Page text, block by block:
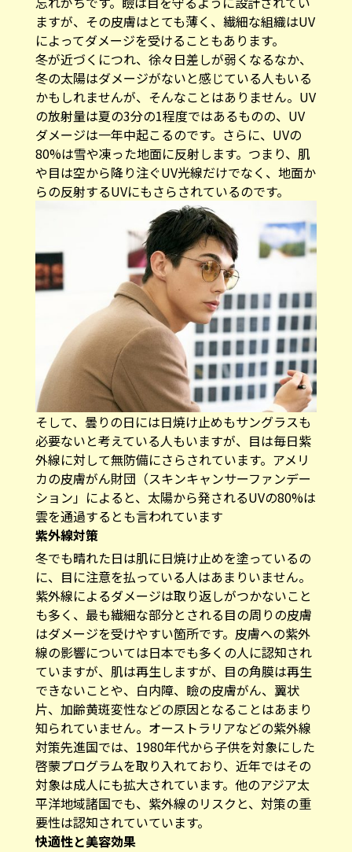
ますが、その皮膚はとても薄く、繊細な組織はUV
によってダメージを受けることもあります。
冬が近づくにつれ、徐々日差しが弱くなるなか、
冬の太陽はダメージがないと感じている人もいる
かもしれませんが、そんなことはありません。UV
の放射量は夏の3分の1程度ではあるものの、UV
ダメージは一年中起こるのです。さらに、UVの
80%は雪や凍った地面に反射します。つまり、肌
や目は空から降り注ぐUV光線だけでなく、地面か
らの反射するUVにもさらされているのです。
そして、曇りの日には日焼け止めもサングラスも
必要ないと考えている人もいますが、目は毎日紫
外線に対して無防備にさらされています。アメリ
カの皮膚がん財団（スキンキャンサーファンデー
ション」によると、太陽から発されるUVの80%は
雲を通過するとも言われています
紫外線対策
冬でも晴れた日は肌に日焼け止めを塗っているの
に、目に注意を払っている人はあまりいません。
紫外線によるダメージは取り返しがつかないこと
も多く、最も繊細な部分とされる目の周りの皮膚
はダメージを受けやすい箇所です。皮膚への紫外
線の影響については日本でも多くの人に認知され
ていますが、肌は再生しますが、目の角膜は再生
できないことや、白内障、瞼の皮膚がん、翼状
片、加齢黄斑変性などの原因となることはあまり
知られていません。オーストラリアなどの紫外線
対策先進国では、1980年代から子供を対象にした
啓蒙プログラムを取り入れており、近年ではその
対象は成人にも拡大されています。他のアジア太
平洋地域諸国でも、紫外線のリスクと、対策の重
要性は認知されていています。
快適性と美容効果